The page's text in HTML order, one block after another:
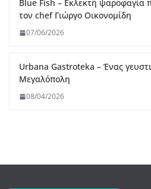
Blue Fish – Εκλεκτή
τον chef Γιώργο Οικονομίδη
07/06/2026
Urbana Gastroteka – Ένας
Μεγαλόπολη
08/04/2026